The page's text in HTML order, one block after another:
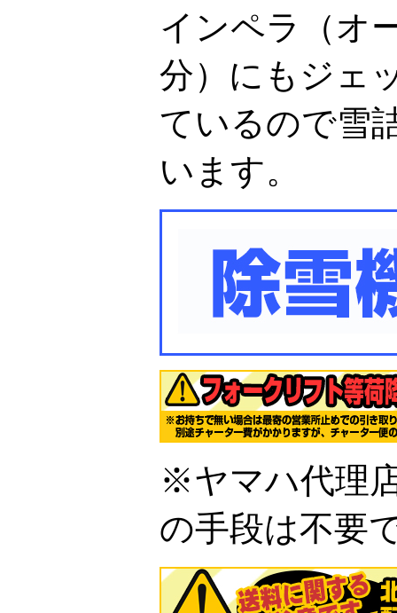
インペラ（オ
分）にもジェ
ているので雪
います。
※ヤマハ代理
の手段は不要